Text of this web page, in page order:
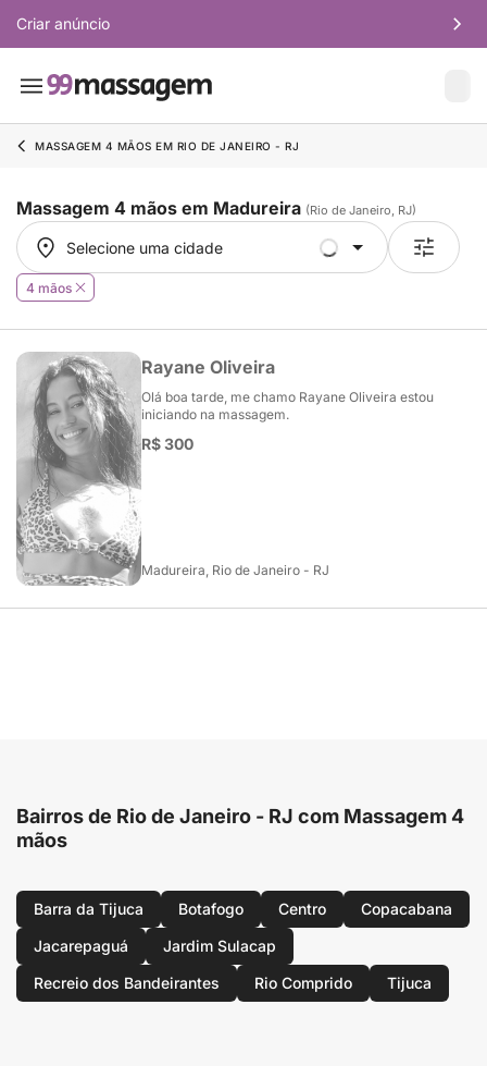
Criar anúncio
MASSAGEM 4 MÃOS EM RIO DE JANEIRO - RJ
Massagem 4 mãos em Madureira (Rio de Janeiro, RJ)
Selecione uma cidade
Selecione uma cidade
4 mãos
Rayane Oliveira
Olá boa tarde, me chamo Rayane Oliveira estou
iniciando na massagem.
R$ 300
Madureira, Rio de Janeiro - RJ
Bairros de Rio de Janeiro - RJ com Massagem 4
mãos
Barra da Tijuca Botafogo Centro
Copacabana
Jacarepaguá
Jardim Sulacap
Recreio dos Bandeirantes
Rio Comprido Tijuca